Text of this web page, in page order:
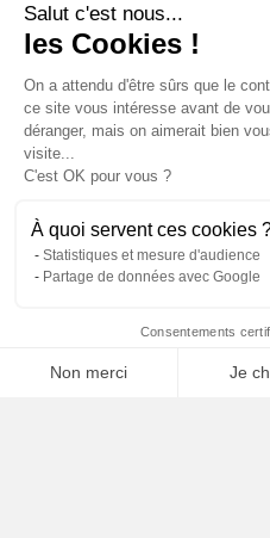
Recevoir la
FR
Politique de protection
Salut c'est nous...
les Cookies !
On a attendu d'être sûrs que le
ce site vous intéresse avant de
déranger, mais on aimerait bien
visite...
C'est OK pour vous ?
À quoi servent ces cookies
Statistiques et mesure d'audience
Partage de données avec Google
Consentements
Non merci Je